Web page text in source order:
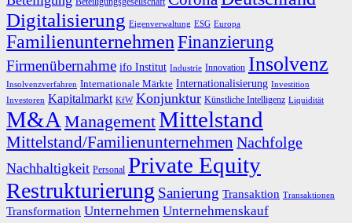
Digitalisierung Eigenverwaltung ESG Europa
FamilienunternehmenFinanzierung
Firmenübernahme ifo Institut Industrie Innovation Insolvenz
Insolvenzverfahren Internationale Märkte Internationalisierung Investition
Investoren Kapitalmarkt KfW Konjunktur Künstliche Intelligenz Liquidität
M&A ManagementMittelstand
Mittelstand/Familienunternehmen Nachfolge
Nachhaltigkeit Personal Private Equity
Restrukturierung Sanierung Transaktion Transaktionen
Transformation Unternehmen Unternehmenskauf